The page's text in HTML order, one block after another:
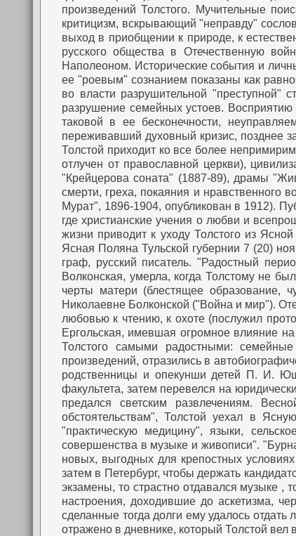
произведений Толстого. Мучительные
критицизм, вскрывающий "неправду"
выход в приобщении к природе, к
русского общества в Отечественную
Наполеоном. Исторические события и
ее "роевым" сознанием показаны как
во власти разрушительной "преступной"
разрушение семейных устоев.
таковой в ее бесконечности,
переживавший духовный кризис, позднее
Толстой приходит ко все более
отлучен от православной церкви),
"Крейцерова соната" (1887-89), драмы
смерти, греха, покаяния и
Мурат", 1896-1904, опубликован в 1912).
где христианские учения о любви и
жизни приводит к уходу Толстого из
Ясная Поляна Тульской губернии 7 (20)
граф, русский писатель. "Радостный
Волконская, умерла, когда Толстому не
черты матери (блестящее образование,
Николаевне Болконской ("Война и мир").
любовью к чтению, к охоте (послужил
Ергольская, имевшая огромное влияние
Толстого самыми радостными:
произведений, отразились в
родственницы и опекунши детей П. И.
факультета, затем перевелся на
предался светским развлечениям.
обстоятельствам", Толстой уехал в
"практическую медицину", языки,
совершенства в музыке и живописи".
новых, выгодных для крепостных
затем в Петербург, чтобы держать
экзамены, то страстно отдавался музыке ,
настроения, доходившие до аскетизма,
сделанные тогда долги ему удалось
отражено в дневнике, который Толстой